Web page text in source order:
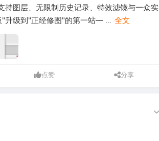
图层、无限制历史记录、特效滤镜与一众实
"升级到"正经修图"的第一站— ... 全文
点赞 分享